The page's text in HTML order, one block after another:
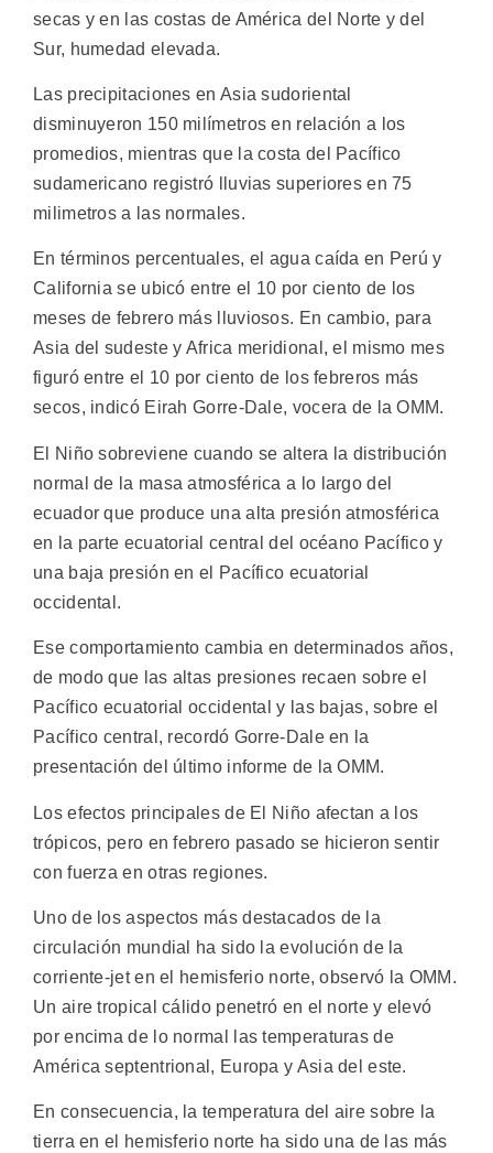
secas y en las costas de América del Norte y del
Sur, humedad elevada.
Las precipitaciones en Asia sudoriental
disminuyeron 150 milímetros en relación a los
promedios, mientras que la costa del Pacífico
sudamericano registró lluvias superiores en 75
milimetros a las normales.
En términos percentuales, el agua caída en Perú y
California se ubicó entre el 10 por ciento de los
meses de febrero más lluviosos. En cambio, para
Asia del sudeste y Africa meridional, el mismo mes
figuró entre el 10 por ciento de los febreros más
secos, indicó Eirah Gorre-Dale, vocera de la OMM.
El Niño sobreviene cuando se altera la distribución
normal de la masa atmosférica a lo largo del
ecuador que produce una alta presión atmosférica
en la parte ecuatorial central del océano Pacífico y
una baja presión en el Pacífico ecuatorial
occidental.
Ese comportamiento cambia en determinados años,
de modo que las altas presiones recaen sobre el
Pacífico ecuatorial occidental y las bajas, sobre el
Pacífico central, recordó Gorre-Dale en la
presentación del último informe de la OMM.
Los efectos principales de El Niño afectan a los
trópicos, pero en febrero pasado se hicieron sentir
con fuerza en otras regiones.
Uno de los aspectos más destacados de la
circulación mundial ha sido la evolución de la
corriente-jet en el hemisferio norte, observó la OMM.
Un aire tropical cálido penetró en el norte y elevó
por encima de lo normal las temperaturas de
América septentrional, Europa y Asia del este.
En consecuencia, la temperatura del aire sobre la
tierra en el hemisferio norte ha sido una de las más